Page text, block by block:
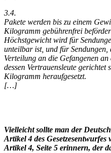
3.4.
Pakete werden bis zu einem
Kilogramm gebührenfrei
Höchstgewicht wird für
unteilbar ist, und für Sendungen,
Verteilung an die Gefangenen
dessen Vertrauensleute gerichtet
Kilogramm heraufgesetzt.
[…]
Vielleicht sollte man der
Artikel 4 des Gesetzesentwurfes
Artikel 4, Seite 5 erinnern, der